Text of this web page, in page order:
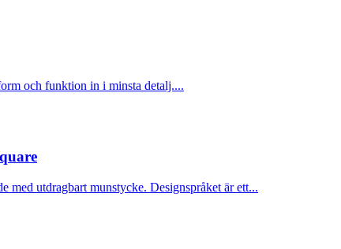
och funktion in i minsta detalj....
med utdragbart munstycke. Designspråket är ett...